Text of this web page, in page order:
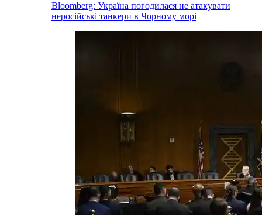
Bloomberg: Україна погодилася не атакувати
неросійські танкери в Чорному морі